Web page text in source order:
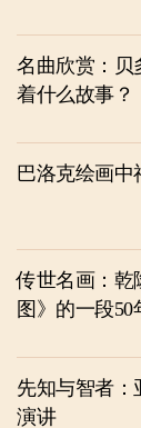
名曲欣赏：贝
着什么故事？
巴洛克绘画中
传世名画：乾
图》的一段50
先知与智者：
演讲